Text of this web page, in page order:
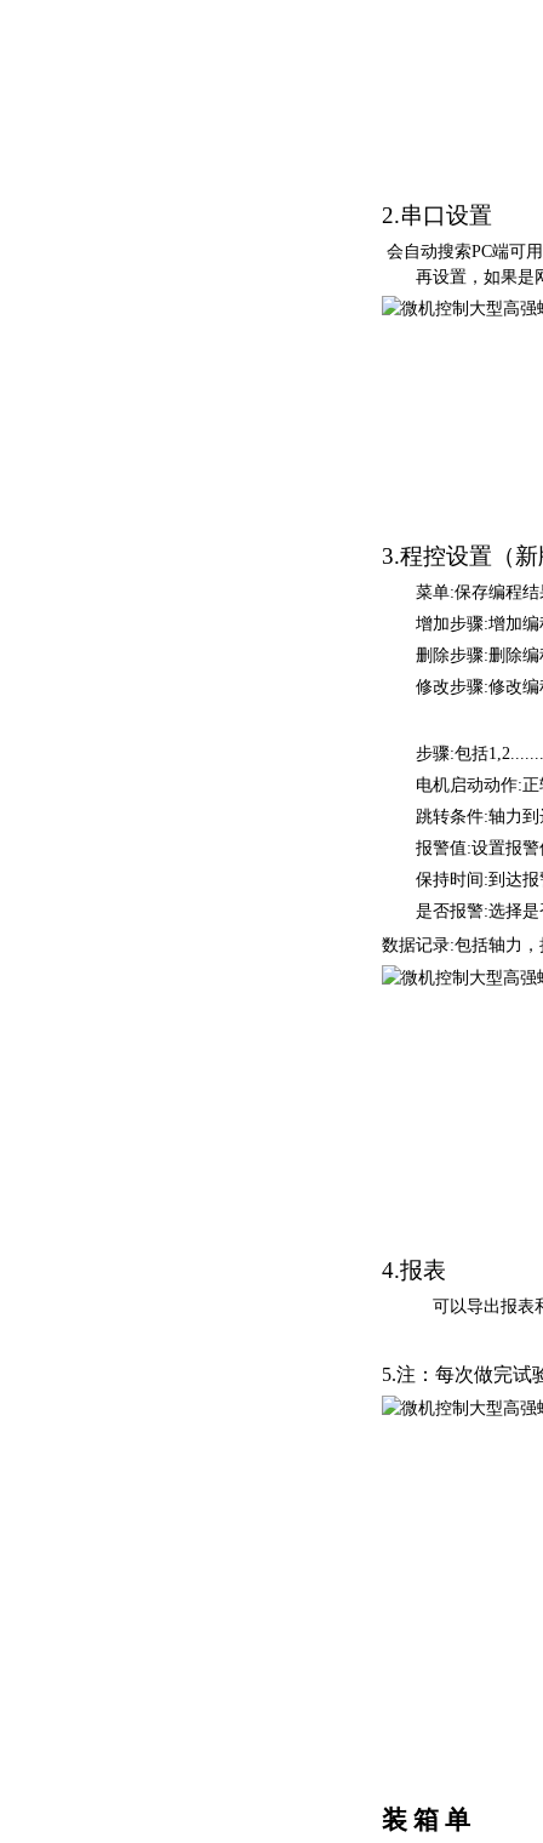
2.串口设置
会自动搜索PC端可
再设置 ，如果
3.程控设置（
菜单:保存编程
增加步骤:增加
删除步骤:删除
修改步骤:修改
步骤:包括
电机启动动作:正
跳转条件:轴力
报警值:设置报警
保持时间:到达
是否报警:选择
数据记录:包括轴力
4.报表
可以导出报表
5.注：每次做完试
装 箱 单